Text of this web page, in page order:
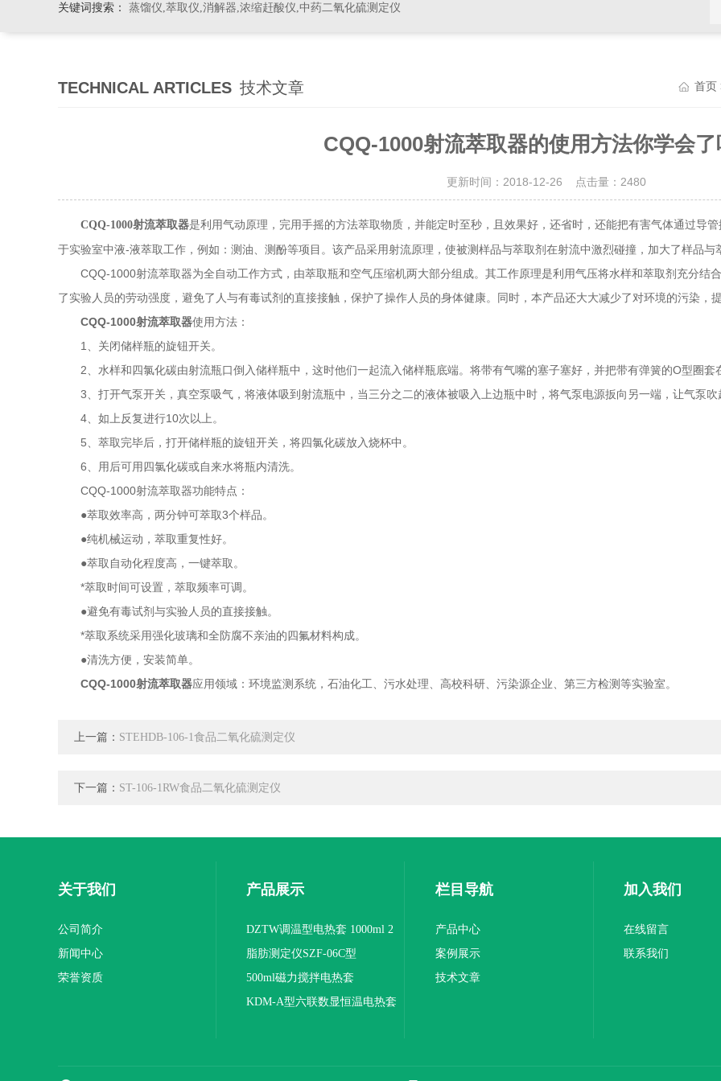
关键词搜索： 蒸馏仪,萃取仪,消解器,浓缩赶酸仪,中药二氧化硫测定仪
TECHNICAL ARTICLES 技术文章 首页
CQQ-1000射流萃取器的使用方法你学会
更新时间：2018-12-26 点击量： 2480
CQQ-1000射流萃取器是利用气动原理，完用手摇的方法萃取物质，并能定时至秒，且效果好，还省时，还能把有害气体通过导
于实验室中液-液萃取工作，例如：测油、测酚等项目。该产品采用射流原理，使被测样品与萃取剂在射流中激烈碰撞，加大了样品
CQQ-1000射流萃取器为全自动工作方式，由萃取瓶和空气压缩机两大部分组成。其工作原理是利用气压将水样和萃取剂充分结
了实验人员的劳动强度，避免了人与有毒试剂的直接接触，保护了操作人员的身体健康。同时，本产品还大大减少了对环境的污染，
CQQ-1000射流萃取器使用方法：
1、关闭储样瓶的旋钮开关。
2、水样和四氯化碳由射流瓶口倒入储样瓶中，这时他们一起流入储样瓶底端。将带有气嘴的塞子塞好，并把带有弹簧的O型圈套
3、打开气泵开关，真空泵吸气，将液体吸到射流瓶中，当三分之二的液体被吸入上边瓶中时，将气泵电源扳向另一端，让气泵吹
4、如上反复进行10次以上。
5、萃取完毕后，打开储样瓶的旋钮开关，将四氯化碳放入烧杯中。
6、用后可用四氯化碳或自来水将瓶内清洗。
CQQ-1000射流萃取器功能特点：
●萃取效率高，两分钟可萃取3个样品。
●纯机械运动，萃取重复性好。
●萃取自动化程度高，一键萃取。
*萃取时间可设置，萃取频率可调。
●避免有毒试剂与实验人员的直接接触。
*萃取系统采用强化玻璃和全防腐不亲油的四氟材料构成。
●清洗方便，安装简单。
CQQ-1000射流萃取器应用领域：环境监测系统，石油化工、污水处理、高校科研、污染源企业、第三方检测等实验室。
上一篇： STEHDB-106-1食品二氧化硫测定仪
下一篇： ST-106-1RW食品二氧化硫测定仪
关于我们
公司简介
新闻中心
荣誉资质
产品展示
DZTW调温型电热套 1000ml 2
联
脂肪测定仪SZF-06C型
500ml磁力搅拌电热套
KDM-A型六联数显恒温电热套
栏目导航
产品中心
案例展示
技术文章
加入我们
在线留言
联系我们